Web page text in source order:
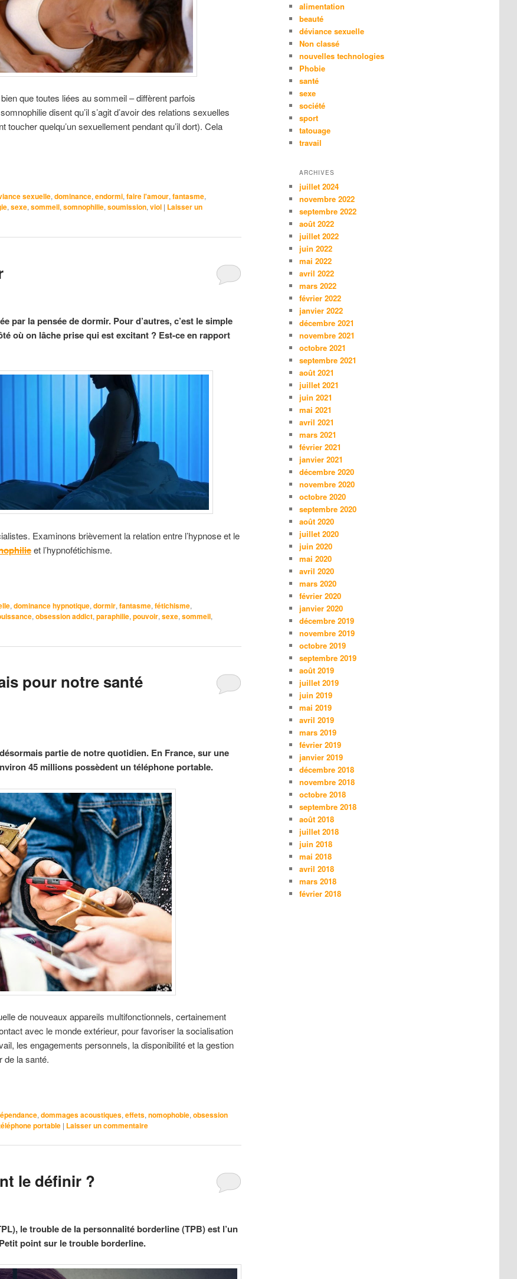
que toutes liées au sommeil – diffèrent parfois
disent qu’il s’agit d’avoir des relations sexuelles
quelqu’un sexuellement pendant qu’il dort). Cela
sexuelle, dominance, endormi, faire l'amour, fantasme,
, sexe, sommeil, somnophilie, soumission, viol | Laisser un
par la pensée de dormir. Pour d’autres, c’est le simple
où on lâche prise qui est excitant ? Est-ce en rapport
Examinons brièvement la relation entre l’hypnose et le
et l’hypnofétichisme.
, dominance hypnotique, dormir, fantasme, fétichisme,
, obsession addict, paraphilie, pouvoir, sexe, sommeil,
pour notre santé
partie de notre quotidien. En France, sur une
45 millions possèdent un téléphone portable.
de nouveaux appareils multifonctionnels, certainement
avec le monde extérieur, pour favoriser la socialisation
les engagements personnels, la disponibilité et la gestion
de la santé.
, dommages acoustiques, effets, nomophobie, obsession
portable | Laisser un commentaire
le définir ?
le trouble de la personnalité borderline (TPB) est l’un
point sur le trouble borderline.
alimentation
beauté
déviance sexuelle
Non classé
nouvelles technologies
Phobie
santé
sexe
société
sport
tatouage
travail
ARCHIVES
juillet 2024
novembre 2022
septembre 2022
août 2022
juillet 2022
juin 2022
mai 2022
avril 2022
mars 2022
février 2022
janvier 2022
décembre 2021
novembre 2021
octobre 2021
septembre 2021
août 2021
juillet 2021
juin 2021
mai 2021
avril 2021
mars 2021
février 2021
janvier 2021
décembre 2020
novembre 2020
octobre 2020
septembre 2020
août 2020
juillet 2020
juin 2020
mai 2020
avril 2020
mars 2020
février 2020
janvier 2020
décembre 2019
novembre 2019
octobre 2019
septembre 2019
août 2019
juillet 2019
juin 2019
mai 2019
avril 2019
mars 2019
février 2019
janvier 2019
décembre 2018
novembre 2018
octobre 2018
septembre 2018
août 2018
juillet 2018
juin 2018
mai 2018
avril 2018
mars 2018
février 2018